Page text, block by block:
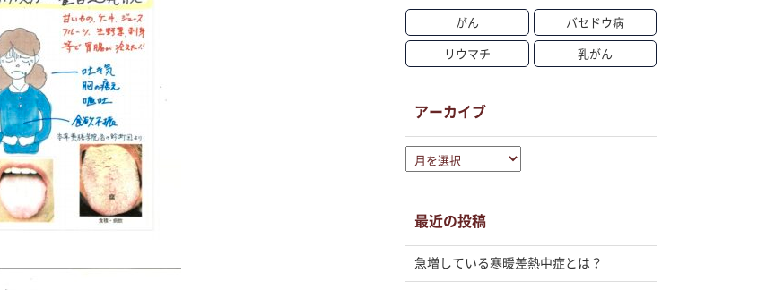
がん バセドウ病
リウマチ 乳がん
アーカイブ
ア
ー
ブ
最近の投稿
急増している寒暖差熱中症とは？